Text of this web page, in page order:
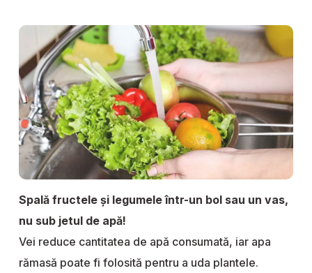
Spală fructele și legumele într-un bol sau un vas,
nu sub jetul de apă!
Vei reduce cantitatea de apă consumată, iar apa
rămasă poate fi folosită pentru a uda plantele.